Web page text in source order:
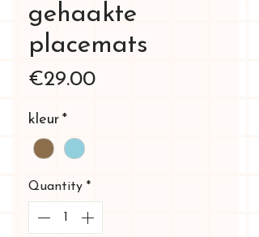
gehaakte
placemats
€29.00Price
kleur *
Quantity *